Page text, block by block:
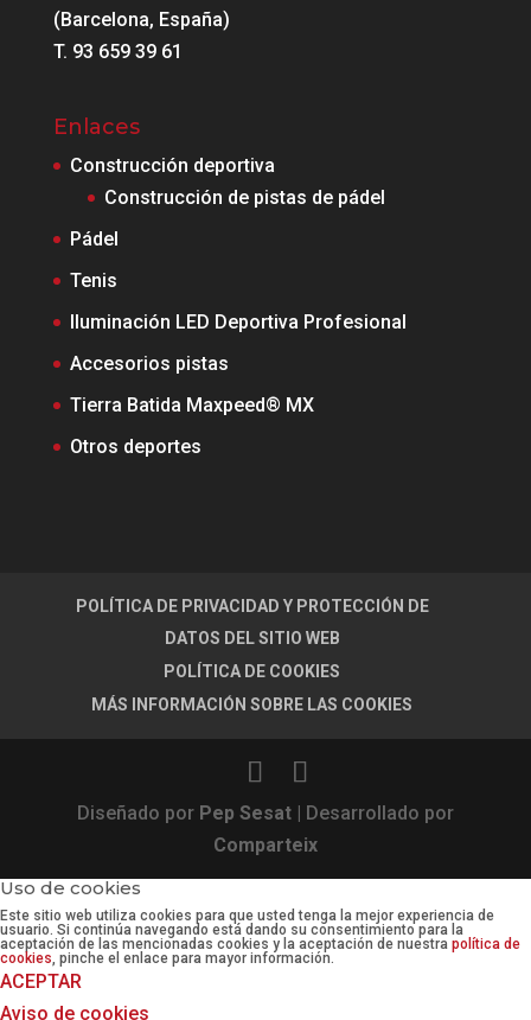
(Barcelona, España)
T. 93 659 39 61
Enlaces
Construcción deportiva
Construcción de pistas de pádel
Pádel
Tenis
Iluminación LED Deportiva Profesional
Accesorios pistas
Tierra Batida Maxpeed® MX
Otros deportes
POLÍTICA DE PRIVACIDAD Y PROTECCIÓN DE
DATOS DEL SITIO WEB
POLÍTICA DE COOKIES
MÁS INFORMACIÓN SOBRE LAS COOKIES
Diseñado por Pep Sesat| Desarrollado por
Comparteix
Uso de cookies
Este sitio web utiliza cookies para que usted tenga la mejor experiencia de
usuario. Si continúa navegando está dando su consentimiento para la
aceptación de las mencionadas cookies y la aceptación de nuestra política de
cookies , pinche el enlace para mayor información.
ACEPTAR
Aviso de cookies